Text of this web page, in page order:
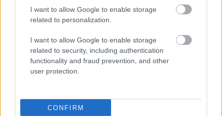
I want to allow Google to enable storage
related to personalization.
I want to allow Google to enable storage
related to security, including authentication
functionality and fraud prevention, and other
user protection.
CONFIRM
: Ha ez bármit is segít, itt egy komment tőlem
Neocon
blog helyzete, hajra!